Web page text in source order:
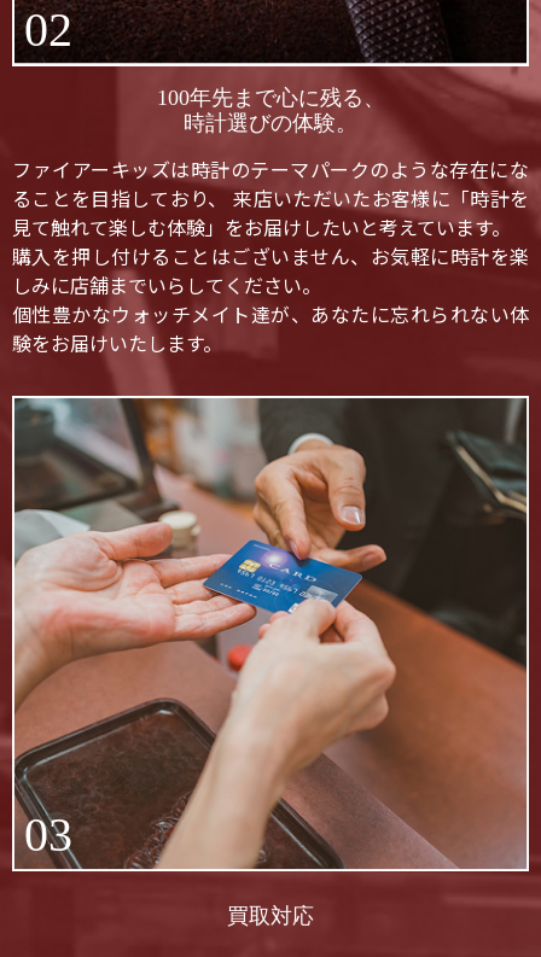
02
100年先まで心に残る、
時計選びの体験。
ファイアーキッズは時計のテーマパークのような存在にな
ることを目指しており、 来店いただいたお客様に「時計を
見て触れて楽しむ体験」をお届けしたいと考えています。
購入を押し付けることはございません、お気軽に時計を楽
しみに店舗までいらしてください。
個性豊かなウォッチメイト達が、あなたに忘れられない体
験をお届けいたします。
03
買取対応